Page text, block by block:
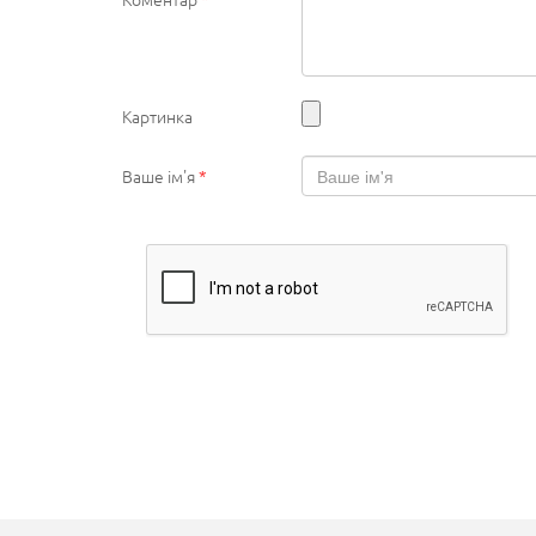
Картинка
Ваше ім'я*